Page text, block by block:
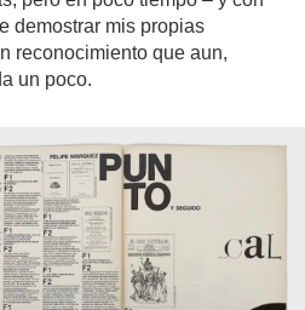
demostrar mis propias
reconocimiento que aun,
un poco.